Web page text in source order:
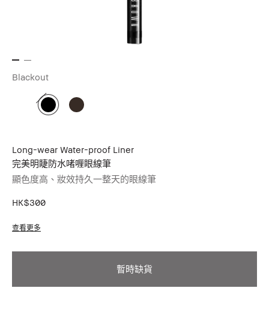
Blackout
Long-wear Water-proof Liner
完美明睫防水啫喱眼線筆
顯色度高、妝效持久一整天的眼線筆
HK$300
查看更多
暫時缺貨